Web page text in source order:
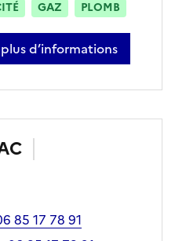
GAZ PLOMB
d’informations
donnio
85 17 78 91